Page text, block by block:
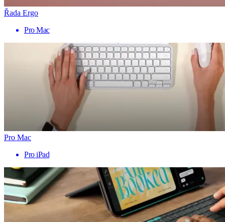
Řada Ergo
Pro Mac
Pro Mac
Pro iPad